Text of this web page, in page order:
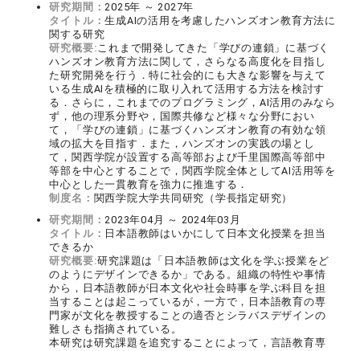
研究期間：2025年 ～ 2027年
タイトル：生成AIの活用を考慮したハンズオン教育方法に
関する研究
研究概要:これまで開発してきた「学びの連鎖」に基づく
ハンズオン教育方法に関して，さらなる高度化を目指し
た研究開発を行う．特に社会的にも大きな影響を与えて
いる生成AIを積極的に取り入れて活用する方法を検討す
る．さらに，これまでのプログラミング，AI活用のみなら
ず，他の理系分野や，国際共修など様々な分野におい
て，「学びの連鎖」に基づくハンズオン教育の有効な領
域の拡大を目指す．また，ハンズオンの実践の場とし
て，関西学院が設置する高等部および千里国際高等部中
等部を中心とすることで，関西学院全体としてAI活用等を
中心とした一貫教育を強力に推進する．
制度名： 関西学院大学共同研究（学長指定研究）
研究期間：2023年04月 ～ 2024年03月
タイトル： 日本語教師はいかにして日本文化授業を担当
できるか
研究概要:研究課題は「日本語教師は文化を学ぶ授業をど
のようにデザインできるか」である。組織の特性や事情
から，日本語教師が日本文化や社会時事を学ぶ科目を担
当することは起こっているが，一方で，日本語教育の専
門家が文化を教授することの適否とシラバスデザインの
難しさも指摘されている。
本研究は研究課題を追究することによって，言語教育専